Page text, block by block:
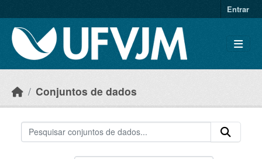
Entrar
Conjuntos de dados